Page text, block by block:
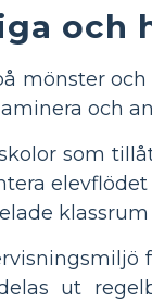
och
mönster
och
som
ut